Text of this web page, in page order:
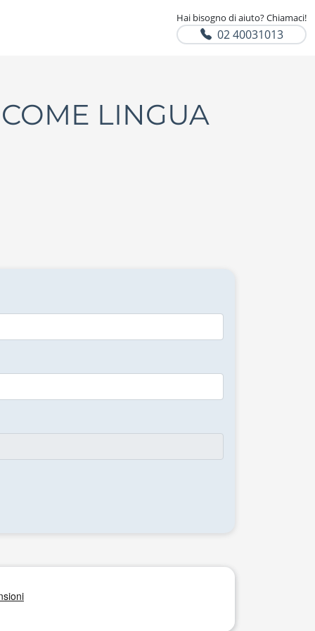
Hai bisogno di aiuto? Chiamaci!
02 40031013
LINGUA